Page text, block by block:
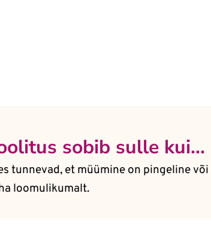
sobib sulle kui...
tunnevad, et müümine on pingeline või
loomulikumalt.